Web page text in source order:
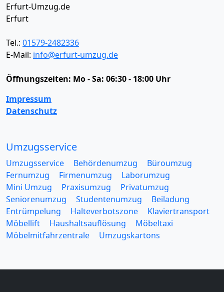
Erfurt-Umzug.de
Erfurt
Tel.: 01579-2482336
E-Mail: info@erfurt-umzug.de
Öffnungszeiten: Mo - Sa: 06:30 - 18:00 Uhr
Impressum
Datenschutz
Umzugsservice
Umzugsservice Behördenumzug
Büroumzug
Fernumzug
Firmenumzug
Laborumzug
Mini Umzug
Praxisumzug
Privatumzug
Seniorenumzug
Studentenumzug
Beiladung
Entrümpelung
Halteverbotszone
Klaviertransport
Möbellift
Haushaltsauflösung
Möbeltaxi
Möbelmitfahrzentrale
Umzugskartons